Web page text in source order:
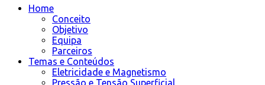
Home
Conceito
Objetivo
Equipa
Parceiros
Temas e Conteúdos
Eletricidade e Magnetismo
Pressão e Tensão Superficial